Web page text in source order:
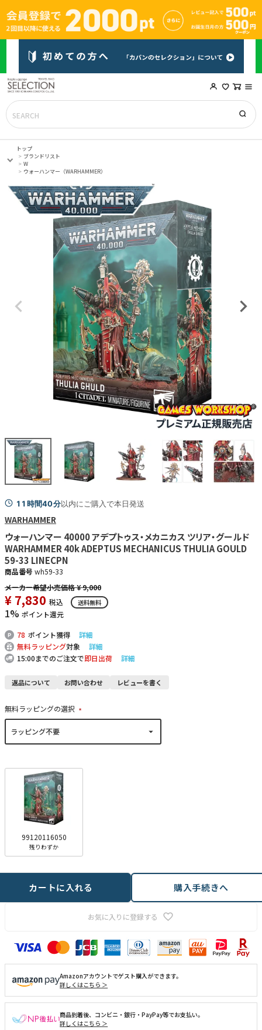
トップ
ブランドリスト
W
ウォーハンマー（WARHAMMER）
11時間40分以内にご購入で本日発送
WARHAMMER
ウォーハンマー 40000 アデプトゥス・メカニカス ツリア・グールド
WARHAMMER 40k ADEPTUS MECHANICUS THULIA GOULD
59-33 LINECPN
商品番号 wh59-33
¥9,000
¥ 7,830 税込 送料無料
1% ポイント還元
78 ポイント獲得
詳細
無料ラッピング対象
詳細
15:00までのご注文で即日出荷 詳細
返品について お問い合わせ レビューを書く
無料ラッピングの選択
(
99120116050
残りわずか
お気に入りに登録する
カートに入れる 購入手続きへ
Amazonアカウントでゲスト購入ができます。
詳しくはこちら ＞
商品到着後、コンビニ・銀行・PayPay等でお支払い。
詳しくはこちら ＞